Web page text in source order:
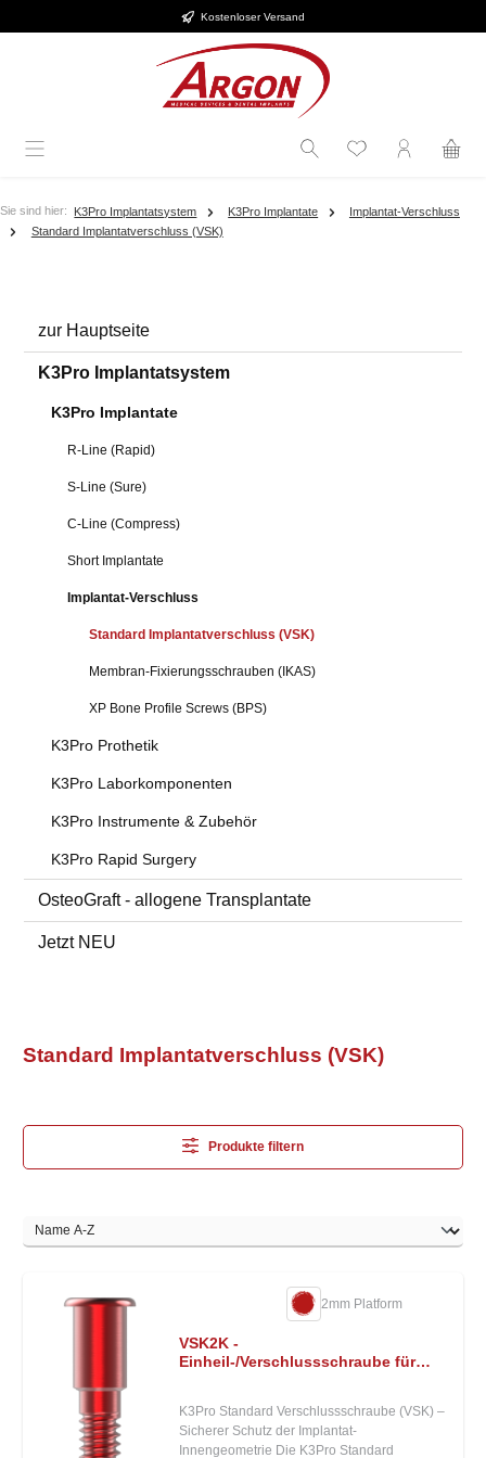
Kostenloser Versand
Sie sind hier: K3Pro Implantatsystem K3Pro Implantate
Implantat-Verschluss
Standard Implantatverschluss (VSK)
zur Hauptseite
K3Pro Implantatsystem
K3Pro Implantate
R-Line (Rapid)
S-Line (Sure)
C-Line (Compress)
Short Implantate
Implantat-Verschluss
Standard Implantatverschluss (VSK)
Membran-Fixierungsschrauben (IKAS)
XP Bone Profile Screws (BPS)
K3Pro Prothetik
K3Pro Laborkomponenten
K3Pro Instrumente & Zubehör
K3Pro Rapid Surgery
OsteoGraft - allogene Transplantate
Jetzt NEU
Standard Implantatverschluss (VSK)
Produkte filtern
VSK2K -
Einheil-/Verschlussschraube für
2mm Platform
K3Pro Standard Verschlussschraube (VSK) –
Sicherer Schutz der Implantat-
Innengeometrie Die K3Pro Standard